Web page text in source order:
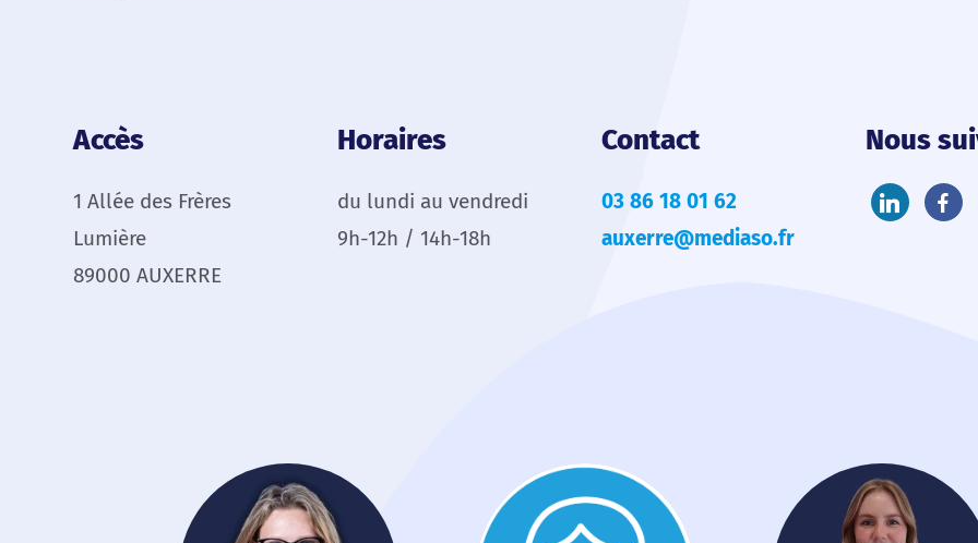
Accès
1 Allée des Frères
Lumière
89000 AUXERRE
Horaires
du lundi au vendredi
9h-12h / 14h-18h
Contact
03 86 18 01 62
auxerre@mediaso.fr
Nous